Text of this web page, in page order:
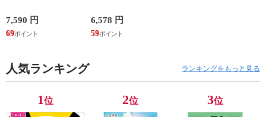
開発、設計・監理、
建設請負 第２版 /富
田裕 小里佳嵩
7,590 円
69
ワシマミワコ
6,578 円
59
人気ランキング ランキングをもっと見る
1位 2位 3位